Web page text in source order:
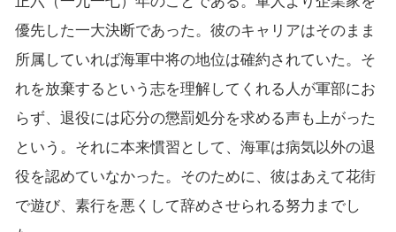
優先した一大決断であった。彼のキャリアはそのまま
所属していれば海軍中将の地位は確約されていた。そ
れを放棄するという志を理解してくれる人が軍部にお
らず、退役には応分の懲罰処分を求める声も上がった
という。それに本来慣習として、海軍は病気以外の退
役を認めていなかった。そのために、彼はあえて花街
で遊び、素行を悪くして辞めさせられる努力までし